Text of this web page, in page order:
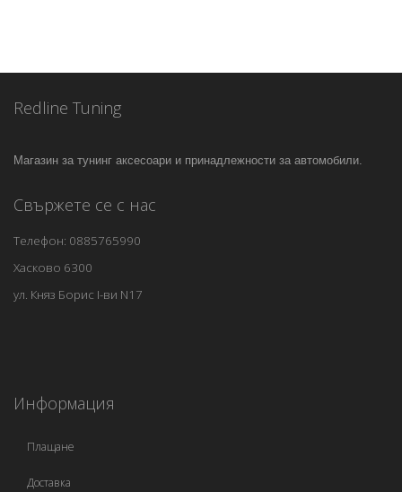
Redline Tuning
Магазин за тунинг аксесоари и принадлежности за автомобили.
Свържете се с нас
Телефон: 0885765990
Хасково 6300
ул. Княз Борис I-ви N17
Информация
Плащане
Доставка